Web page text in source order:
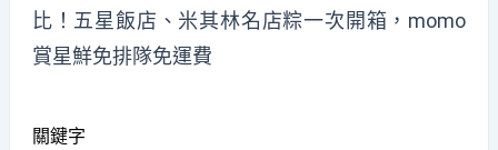
比！五星飯店、米其林名店粽一次開箱，momo
賞星鮮免排隊免運費
關鍵字